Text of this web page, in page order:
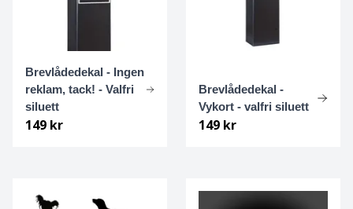
Brevlådedekal - Ingen
reklam, tack! - Valfri
siluett
149 kr
Brevlådedekal -
Vykort - valfri siluett
149 kr
Komondor
Labrador Retriever
Landseer